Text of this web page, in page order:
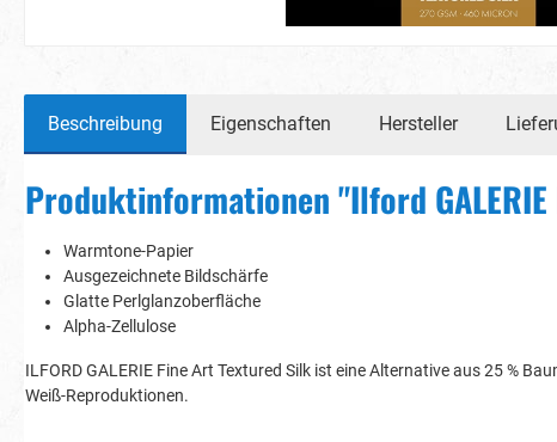
Beschreibung Eigenschaften Hersteller
Produktinformationen "Ilford
Warmtone-Papier
Ausgezeichnete Bildschärfe
Glatte Perlglanzoberfläche
Alpha-Zellulose
ILFORD GALERIE Fine Art Textured Silk ist eine Alternative aus 25 %
Weiß-Reproduktionen.